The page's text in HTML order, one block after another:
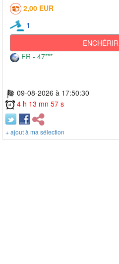
2,00 EUR
1
ENCHÉRIR
FR - 47***
09-08-2026 à 17:50:30
4 h 13 mn 57 s
+ ajout à ma sélection